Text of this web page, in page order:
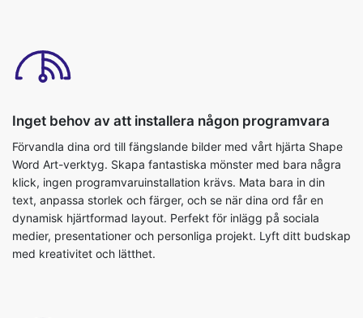
Inget behov av att installera någon programvara
Förvandla dina ord till fängslande bilder med vårt hjärta Shape
Word Art-verktyg. Skapa fantastiska mönster med bara några
klick, ingen programvaruinstallation krävs. Mata bara in din
text, anpassa storlek och färger, och se när dina ord får en
dynamisk hjärtformad layout. Perfekt för inlägg på sociala
medier, presentationer och personliga projekt. Lyft ditt budskap
med kreativitet och lätthet.